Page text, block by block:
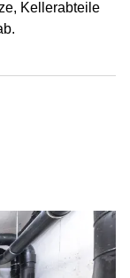
Kellerabteile